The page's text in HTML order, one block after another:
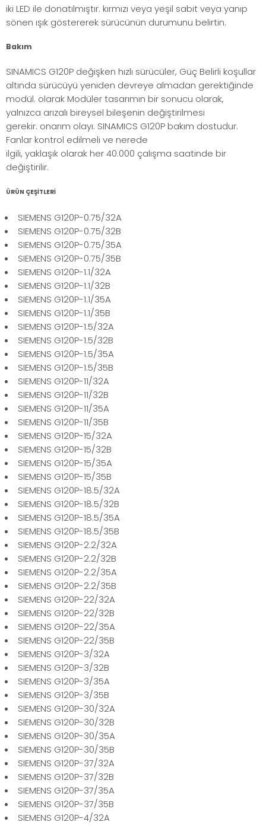
iki LED ile donatılmıştır. kırmızı veya yeşil sabit veya yanıp
sönen ışık göstererek sürücünün durumunu belirtin.
Bakım
SINAMICS G120P değişken hızlı sürücüler, Güç Belirli koşullar
altında sürücüyü yeniden devreye almadan gerektiğinde
modül. olarak Modüler tasarımın bir sonucu olarak,
yalnızca arızalı bireysel bileşenin değiştirilmesi
gerekir. onarım olayı. SINAMICS G120P bakım dostudur.
Fanlar kontrol edilmeli ve nerede
ilgili, yaklaşık olarak her 40.000 çalışma saatinde bir
değiştirilir.
ÜRÜN ÇEŞİTLERİ
SIEMENS G120P-0.75/32A
SIEMENS G120P-0.75/32B
SIEMENS G120P-0.75/35A
SIEMENS G120P-0.75/35B
SIEMENS G120P-1.1/32A
SIEMENS G120P-1.1/32B
SIEMENS G120P-1.1/35A
SIEMENS G120P-1.1/35B
SIEMENS G120P-1.5/32A
SIEMENS G120P-1.5/32B
SIEMENS G120P-1.5/35A
SIEMENS G120P-1.5/35B
SIEMENS G120P-11/32A
SIEMENS G120P-11/32B
SIEMENS G120P-11/35A
SIEMENS G120P-11/35B
SIEMENS G120P-15/32A
SIEMENS G120P-15/32B
SIEMENS G120P-15/35A
SIEMENS G120P-15/35B
SIEMENS G120P-18.5/32A
SIEMENS G120P-18.5/32B
SIEMENS G120P-18.5/35A
SIEMENS G120P-18.5/35B
SIEMENS G120P-2.2/32A
SIEMENS G120P-2.2/32B
SIEMENS G120P-2.2/35A
SIEMENS G120P-2.2/35B
SIEMENS G120P-22/32A
SIEMENS G120P-22/32B
SIEMENS G120P-22/35A
SIEMENS G120P-22/35B
SIEMENS G120P-3/32A
SIEMENS G120P-3/32B
SIEMENS G120P-3/35A
SIEMENS G120P-3/35B
SIEMENS G120P-30/32A
SIEMENS G120P-30/32B
SIEMENS G120P-30/35A
SIEMENS G120P-30/35B
SIEMENS G120P-37/32A
SIEMENS G120P-37/32B
SIEMENS G120P-37/35A
SIEMENS G120P-37/35B
SIEMENS G120P-4/32A